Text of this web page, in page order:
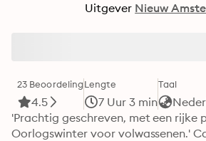
Uitgever Nieuw
23 Beoordeling
4.5
Lengte
7 Uur 3 min
Taal
'Prachtig geschreven, met een rijke
Oorlogswinter voor volwassenen.'